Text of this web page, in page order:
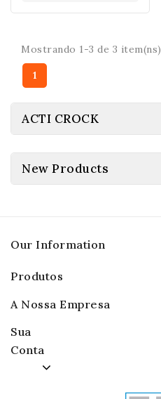
Mostrando 1-3 de 3 item(ns)
1
ACTI CROCK
New Products
Our Information
Produtos
A Nossa Empresa
Sua
Conta